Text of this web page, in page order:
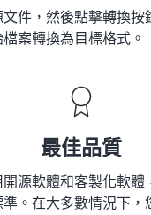
件，然後點擊轉換按
案轉換為目標格式。
最佳品質
源軟體和客製化軟體
。在大多數情況下，